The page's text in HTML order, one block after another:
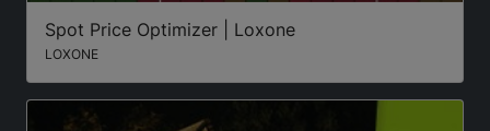
Spot Price Optimizer | Loxone
LOXONE